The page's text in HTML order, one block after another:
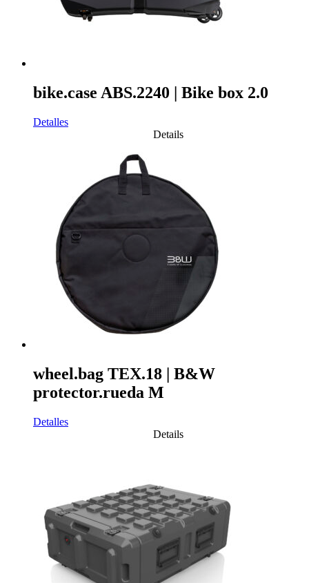
bike.case ABS.2240 | Bike box 2.0
Detalles
Details
wheel.bag TEX.18 | B&W
protector.rueda M
Detalles
Details